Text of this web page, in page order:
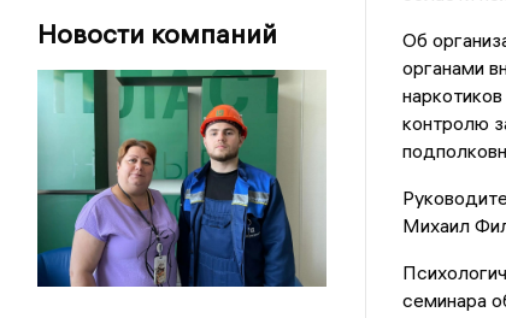
Новости компаний
Об
органами
контролю
Михаил
семинара